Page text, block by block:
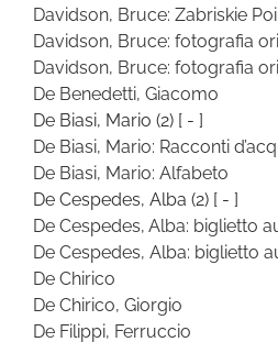
Davidson, Bruce: Zabriskie
Davidson, Bruce: fotografia
Davidson, Bruce: fotografia
De Benedetti, Giacomo
De Biasi, Mario (2) [ - ]
De Biasi, Mario: Racconti
De Biasi, Mario: Alfabeto
De Cespedes, Alba (2) [ - ]
De Cespedes, Alba: biglietto
De Cespedes, Alba: biglietto
De Chirico
De Chirico, Giorgio
De Filippi, Ferruccio